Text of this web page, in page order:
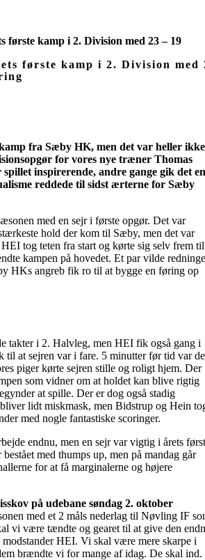
første kamp i 2. Division med 23 – 19
første kamp i 2. Division med
fra Sæby HK, men det var heller ikke
for vores nye træner Thomas
inspirerende, andre gange gik det
reddede til sidst ærterne for Sæby
med en sejr i første opgør. Det var
hold der kom til Sæby, men det var
tog teten fra start og kørte sig selv frem til
kampen på hovedet. Et par vilde
HKs angreb fik ro til at bygge en føring op
takter i 2. Halvleg, men HEI fik også gang i
til at sejren var i fare. 5 minutter før tid var de
piger kørte sejren stille og roligt hjem. Der
som vidner om at holdet kan blive rigtig
at spille. Der er dog også stadig
lidt miskmask, men Bidstrup og Hein
med nogle fantastiske scoringer.
endnu, men en sejr var vigtig i årets
med thumps up, men på mandag går
for at få marginalerne og højere
på udebane søndag 2. oktober
med et 2 måls nederlag til Nøvling IF
vi være tændte og gearet til at give den
modstander HEI. Vi skal være mere skarpe i
brændte vi for mange af idag. De skal ind.